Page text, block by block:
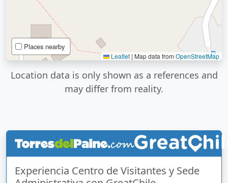
Places nearby
Leaflet | Map data from OpenStreetMap
Location data is only shown as a references and
may differ from reality.
Experiencia Centro de Visitantes y Sede